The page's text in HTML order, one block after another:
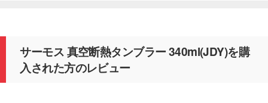
サーモス 真空断熱タンブラー 340ml(JDY)を購
入された方のレビュー